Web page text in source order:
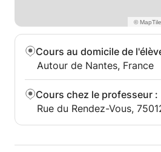
Cours au domicile de
Autour de Nantes, France
Cours chez le professeur :
Rue du Rendez-Vous,